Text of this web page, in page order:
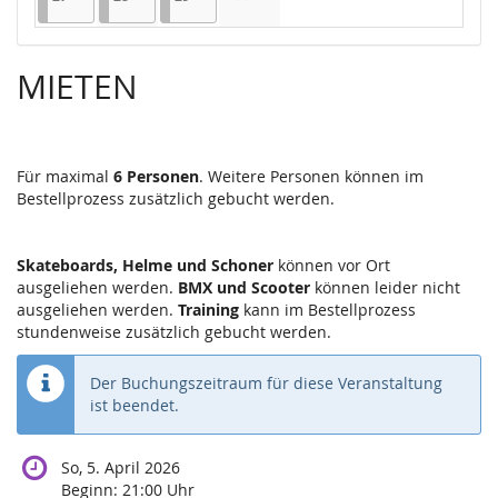
Keine Veranstaltungen
MIETEN
Für maximal 6 Personen. Weitere Personen können im
Bestellprozess zusätzlich gebucht werden.
Skateboards, Helme und Schoner können vor Ort
ausgeliehen werden. BMX und Scooter können leider nicht
ausgeliehen werden. Training kann im Bestellprozess
stundenweise zusätzlich gebucht werden.
Der Buchungszeitraum für diese Veranstaltung
ist beendet.
So, 5. April 2026
Beginn: 21:00 Uhr